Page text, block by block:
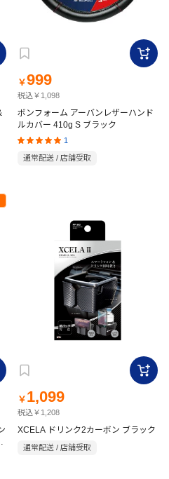
￥999
税込￥1,098
ボンフォーム アーバンレザーハンド
ルカバー 410g S ブラック
1
通常配送 / 店舗受取
￥ 1,099
税込￥1,208
XCELA ドリンク2カーボン ブラック
通常配送 / 店舗受取